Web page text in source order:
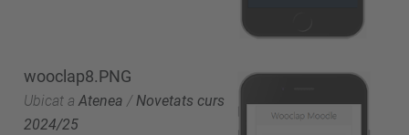
wooclap8.PNG
Ubicat a Atenea /Novetats curs
2024/25